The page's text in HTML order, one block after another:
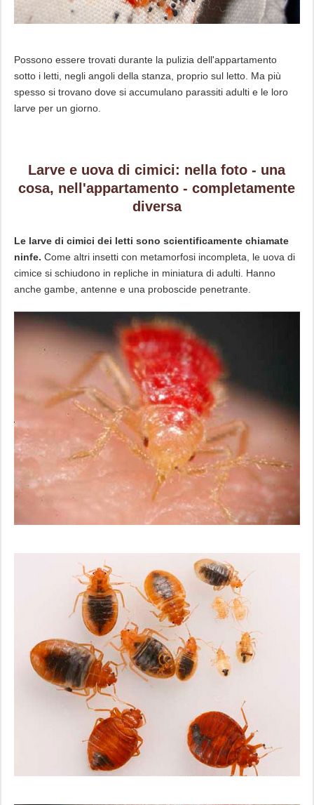
Possono essere trovati durante la pulizia dell'appartamento
sotto i letti, negli angoli della stanza, proprio sul letto. Ma più
spesso si trovano dove si accumulano parassiti adulti e le loro
larve per un giorno.
Larve e uova di cimici: nella foto - una
cosa, nell'appartamento - completamente
diversa
Le larve di cimici dei letti sono scientificamente chiamate
ninfe. Come altri insetti con metamorfosi incompleta, le uova di
cimice si schiudono in repliche in miniatura di adulti. Hanno
anche gambe, antenne e una proboscide penetrante.